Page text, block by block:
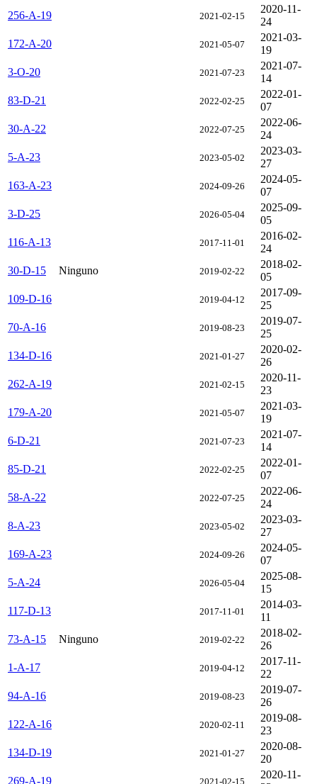
256-A-19
2021-02-15
2020-11-
24
172-A-20
2021-05-07
2021-03-
19
3-O-20
2021-07-23
2021-07-
14
83-D-21
2022-02-25
2022-01-
07
30-A-22
2022-07-25
2022-06-
24
5-A-23
2023-05-02
2023-03-
27
163-A-23
2024-09-26
2024-05-
07
3-D-25
2026-05-04
2025-09-
05
116-A-13
2017-11-01
2016-02-
24
30-D-15
Ninguno 2019-02-22
2018-02-
05
109-D-16
2019-04-12
2017-09-
25
70-A-16
2019-08-23
2019-07-
25
134-D-16
2021-01-27
2020-02-
26
262-A-19
2021-02-15
2020-11-
23
179-A-20
2021-05-07
2021-03-
19
6-D-21
2021-07-23
2021-07-
14
85-D-21
2022-02-25
2022-01-
07
58-A-22
2022-07-25
2022-06-
24
8-A-23
2023-05-02
2023-03-
27
169-A-23
2024-09-26
2024-05-
07
5-A-24
2026-05-04
2025-08-
15
117-D-13
2017-11-01
2014-03-
11
73-A-15
Ninguno 2019-02-22
2018-02-
26
1-A-17
2019-04-12
2017-11-
22
94-A-16
2019-08-23
2019-07-
26
122-A-16
2020-02-11
2019-08-
23
134-D-19
2021-01-27
2020-08-
20
269-A-19
2021-02-15
2020-11-